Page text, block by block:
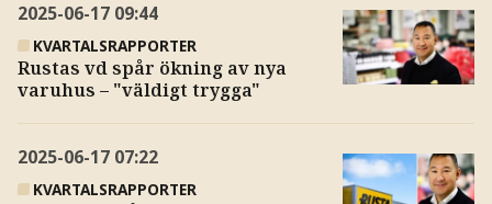
2025-06-17 09:44
KVARTALSRAPPORTER
Rustas vd spår ökning av nya
varuhus – "väldigt trygga"
2025-06-17 07:22
KVARTALSRAPPORTER